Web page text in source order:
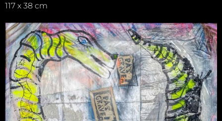
117 x 38 cm